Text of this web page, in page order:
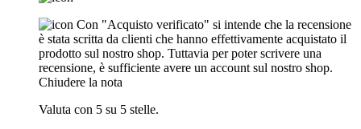
Con "Acquisto verificato" si intende che la recensione
è stata scritta da clienti che hanno effettivamente acquistato il
prodotto sul nostro shop. Tuttavia per poter scrivere una
recensione, è sufficiente avere un account sul nostro shop.
Chiudere la nota
Valuta con 5 su 5 stelle.